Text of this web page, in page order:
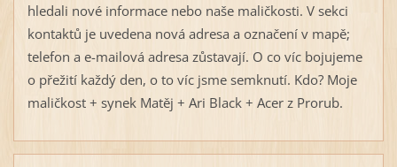
hledali nové informace nebo naše maličkosti. V sekci
kontaktů je uvedena nová adresa a označení v mapě;
telefon a e-mailová adresa zůstavají. O co víc bojujeme
o přežití každý den, o to víc jsme semknutí. Kdo? Moje
maličkost + synek Matěj + Ari Black + Acer z Prorub.